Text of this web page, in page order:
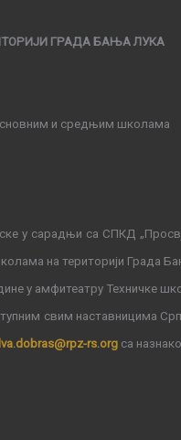
ГРАДА БАЊА ЛУКА
и средњим школама
у сарадњи са СПКД
на територији Града
у амфитеатру Техничке
свим наставницима
z-rs.org са назнакo